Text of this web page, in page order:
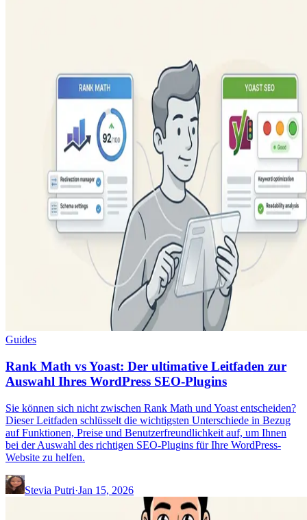
Guides
Rank Math vs Yoast: Der ultimative Leitfaden zur
Auswahl Ihres WordPress SEO-Plugins
Sie können sich nicht zwischen Rank Math und Yoast entscheiden?
Dieser Leitfaden schlüsselt die wichtigsten Unterschiede in Bezug
auf Funktionen, Preise und Benutzerfreundlichkeit auf, um Ihnen
bei der Auswahl des richtigen SEO-Plugins für Ihre WordPress-
Website zu helfen.
Stevia Putri·Jan 15, 2026